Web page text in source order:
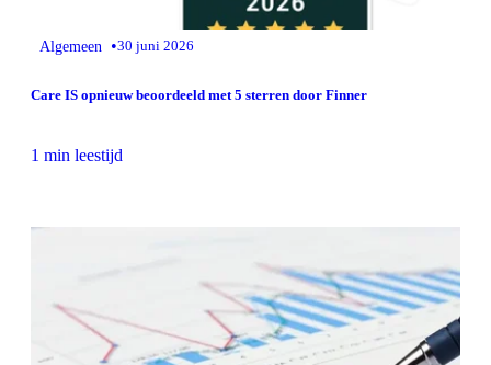
Algemeen •30 juni 2026
Care IS opnieuw beoordeeld met 5 sterren door Finner
1 min leestijd